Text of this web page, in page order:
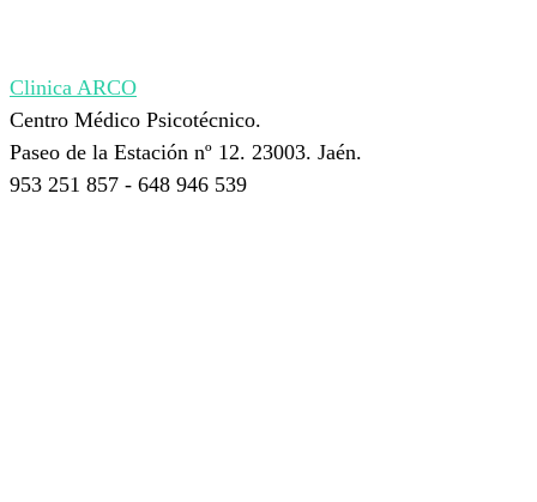
Clinica ARCO
Centro Médico Psicotécnico.
Paseo de la Estación nº 12. 23003. Jaén.
953 251 857 - 648 946 539